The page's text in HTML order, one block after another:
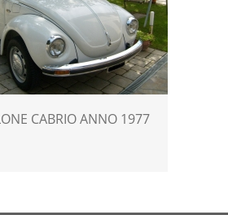
CABRIO ANNO 1977